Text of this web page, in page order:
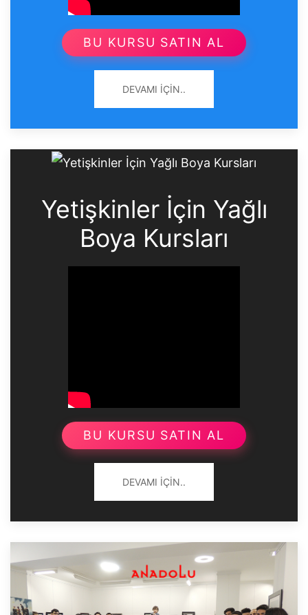
BU KURSU SATIN AL
DEVAMI İÇIN..
Yetişkinler İçin Yağlı
Boya Kursları
BU KURSU SATIN AL
DEVAMI İÇIN..